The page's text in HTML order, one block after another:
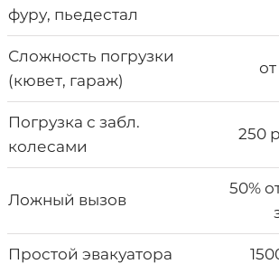
фуру, пьедестал
Сложность погрузки
(кювет, гараж)
Погрузка с забл.
колесами
250
Ложный вызов
50%
Простой эвакуатора